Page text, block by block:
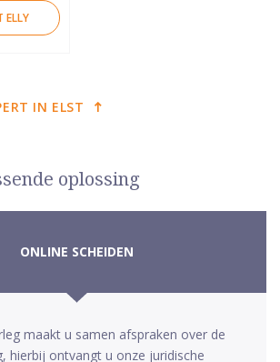
ELLY
IN ELST
oplossing
ONLINE SCHEIDEN
maakt u samen afspraken over de
hierbij ontvangt u onze juridische